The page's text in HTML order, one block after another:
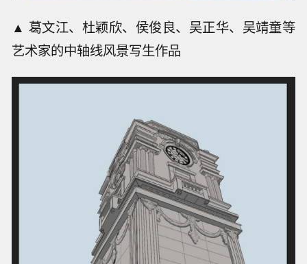
▲ 葛文江、杜颖欣、侯俊良、吴正华、吴靖童等
艺术家的中轴线风景写生作品